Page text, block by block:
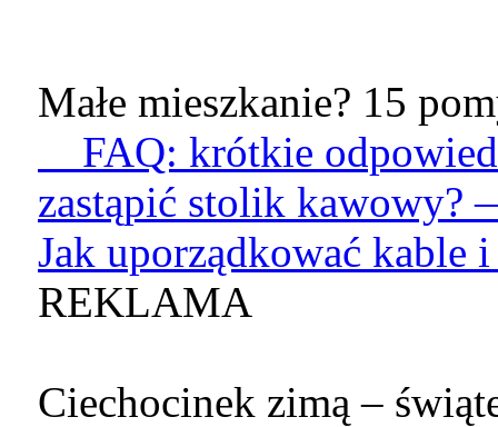
Małe mieszkanie? 15
FAQ: krótkie
zastąpić stolik
Jak uporządkować kable
REKLAMA
Ciechocinek zimą –